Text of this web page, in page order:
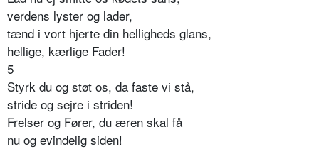
verdens lyster og lader,
tænd i vort hjerte din helligheds glans,
hellige, kærlige Fader!
5
Styrk du og støt os, da faste vi stå,
stride og sejre i striden!
Frelser og Fører, du æren skal få
nu og evindelig siden!